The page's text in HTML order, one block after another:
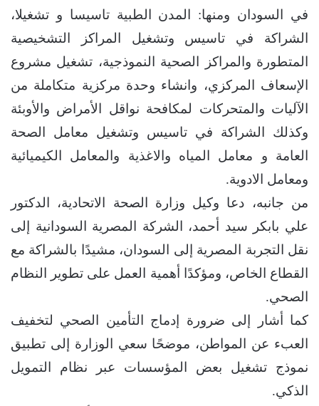
في السودان ومنها: المدن الطبية تاسيسا و تشغيلا،
الشراكة في تاسيس وتشغيل المراكز التشخيصية
المتطورة والمراكز الصحية النموذجية، تشغيل مشروع
الإسعاف المركزي، وانشاء وحدة مركزية متكاملة من
الآليات والمتحركات لمكافحة نواقل الأمراض والأوبئة
وكذلك الشراكة في تاسيس وتشغيل معامل الصحة
العامة و معامل المياه والاغذية والمعامل الكيميائية
ومعامل الادوية.
من جانبه، دعا وكيل وزارة الصحة الاتحادية، الدكتور
علي بابكر سيد أحمد، الشركة المصرية السودانية إلى
نقل التجربة المصرية إلى السودان، مشيدًا بالشراكة مع
القطاع الخاص، ومؤكدًا أهمية العمل على تطوير النظام
الصحي.
كما أشار إلى ضرورة إدماج التأمين الصحي لتخفيف
العبء عن المواطن، موضحًا سعي الوزارة إلى تطبيق
نموذج تشغيل بعض المؤسسات عبر نظام التمويل
الذكي.